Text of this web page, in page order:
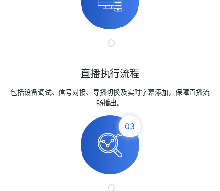
直播执行流程
包括设备调试、信号对接、导播切换及实时字幕添加，保障直播流
畅播出。
03